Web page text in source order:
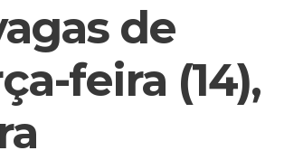
de
feira (14),